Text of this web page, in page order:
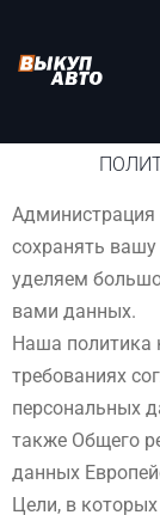
Администрация
сохранять
уделяем
вами данных.
Наша политика
требованиях
персональных
также Общего
данных
Цели, в